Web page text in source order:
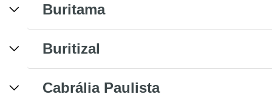
Buritama
Buritizal
Cabrália Paulista